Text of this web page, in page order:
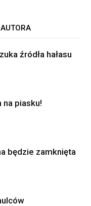
źródła hałasu
piasku!
będzie zamknięta